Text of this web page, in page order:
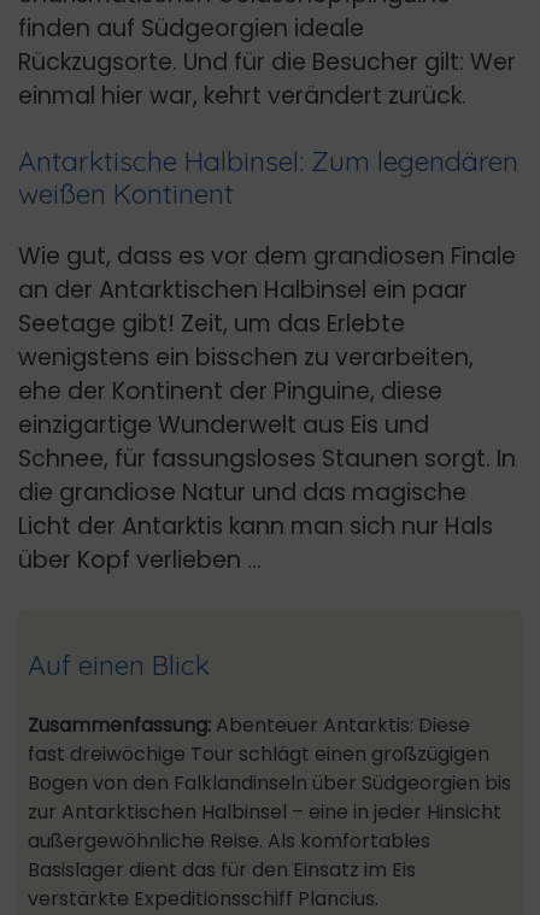
finden auf Südgeorgien ideale
Rückzugsorte. Und für die Besucher gilt: Wer
einmal hier war, kehrt verändert zurück.
Antarktische Halbinsel: Zum legendären
weißen Kontinent
Wie gut, dass es vor dem grandiosen Finale
an der Antarktischen Halbinsel ein paar
Seetage gibt! Zeit, um das Erlebte
wenigstens ein bisschen zu verarbeiten,
ehe der Kontinent der Pinguine, diese
einzigartige Wunderwelt aus Eis und
Schnee, für fassungsloses Staunen sorgt. In
die grandiose Natur und das magische
Licht der Antarktis kann man sich nur Hals
über Kopf verlieben …
Auf einen Blick
Zusammenfassung: Abenteuer Antarktis: Diese
fast dreiwöchige Tour schlägt einen großzügigen
Bogen von den Falklandinseln über Südgeorgien bis
zur Antarktischen Halbinsel – eine in jeder Hinsicht
außergewöhnliche Reise. Als komfortables
Basislager dient das für den Einsatz im Eis
verstärkte Expeditionsschiff Plancius.